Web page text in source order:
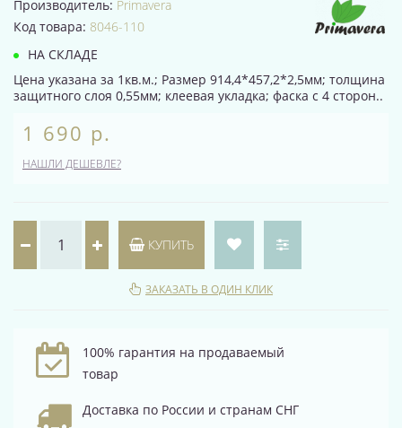
Производитель: Primavera
Код товара: 8046-110
НА СКЛАДЕ
Цена указана за 1кв.м.; Размер 914,4*457,2*2,5мм; толщина
защитного слоя 0,55мм; клеевая укладка; фаска с 4 сторон..
1 690 р.
НАШЛИ ДЕШЕВЛЕ?
КУПИТЬ
ЗАКАЗАТЬ В ОДИН КЛИК
100% гарантия на продаваемый
товар
Доставка по России и странам СНГ